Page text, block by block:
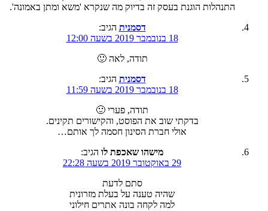
התנהלות הוגנת בעסק זה בדיוק מה שנקרא 'משא ומתן באמונה'.
דסמנית הגיב:
18 בנובמבר 2019 בשעה 12:00
תודה, לאה 🙂
דסמנית הגיב:
18 בנובמבר 2019 בשעה 11:59
תודה, פערי 🙂
בדקתי שוב את הפוסט, והקישורים תקינים.
אולי חברת הסינון חסמה לך אותם…
מישהו שאכפת לו הגיב:
29 באוקטובר 2019 בשעה 22:28
סתם לדעת
שהיה טענה על בעלת מזרונית
למה לקחה בונה אתרים חילוני